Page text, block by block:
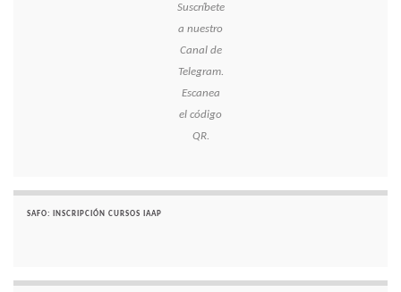
Suscríbete
a nuestro
Canal de
Telegram.
Escanea
el código
QR.
SAFO: INSCRIPCIÓN CURSOS IAAP